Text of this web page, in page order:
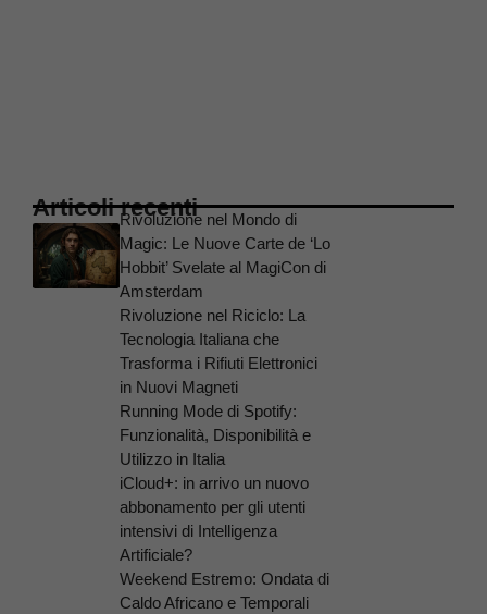
Articoli recentiRivoluzione nel Mondo di
Magic: Le Nuove Carte de ‘Lo
Hobbit’ Svelate al MagiCon di
Amsterdam
Rivoluzione nel Riciclo: La
Tecnologia Italiana che
Trasforma i Rifiuti Elettronici
in Nuovi Magneti
Running Mode di Spotify:
Funzionalità, Disponibilità e
Utilizzo in Italia
iCloud+: in arrivo un nuovo
abbonamento per gli utenti
intensivi di Intelligenza
Artificiale?
Weekend Estremo: Ondata di
Caldo Africano e Temporali